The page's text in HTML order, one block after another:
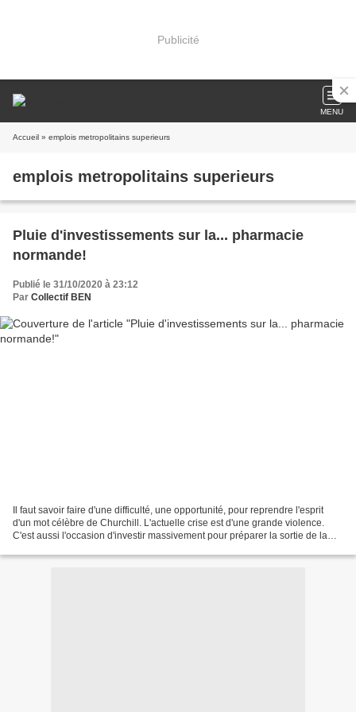
Publicité
MENU
Accueil » emplois metropolitains superieurs
emplois metropolitains superieurs
Pluie d'investissements sur la... pharmacie
normande!
Publié le 31/10/2020 à 23:12
Par Collectif BEN
Il faut savoir faire d'une difficulté, une opportunité, pour reprendre l'esprit
d'un mot célèbre de Churchill. L'actuelle crise est d'une grande violence.
C'est aussi l'occasion d'investir massivement pour préparer la sortie de la